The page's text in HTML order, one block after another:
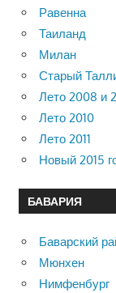
Равенна
Таиланд
Милан
Старый
Лето 2008 и
Лето 2010
Лето 2011
Новый 2015
БАВАРИЯ
Баварский
Мюнхен
Нимфенбург